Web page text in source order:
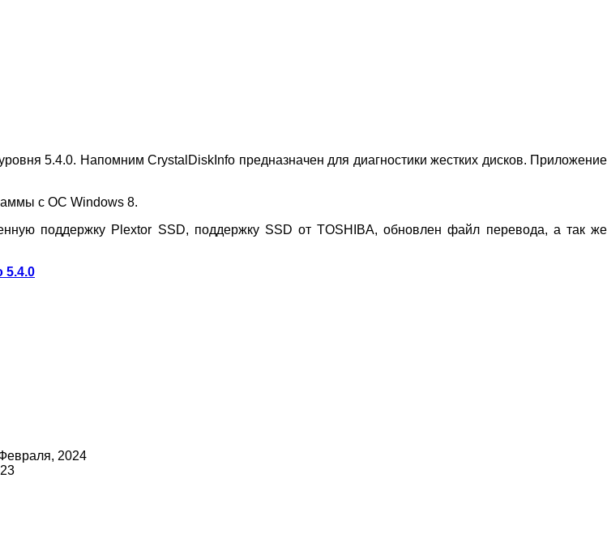
5.4.0. Напомним CrystalDiskInfo предназначен для диагностики жестких дисков. Приложение
с ОС Windows 8.
поддержку Plextor SSD, поддержку SSD от TOSHIBA, обновлен файл перевода, а так же
5.4.0
2024